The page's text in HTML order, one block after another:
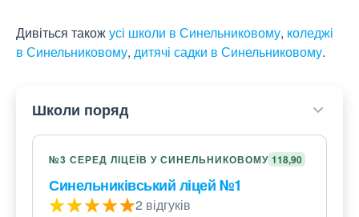
Дивіться такожусі школи в Синельниковому, коледжі
в Синельниковому, дитячі садки в Синельниковому.
Школи поряд
№3 СЕРЕД ЛІЦЕЇВ У СИНЕЛЬНИКОВОМУ 118,90
Синельниківський ліцей №1
2 відгуків